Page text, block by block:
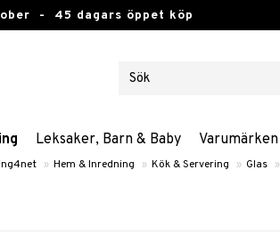
- 45 dagars öppet köp
Leksaker, Barn & Baby Varumärken
» Hem & Inredning » Kök & Servering » Glas »